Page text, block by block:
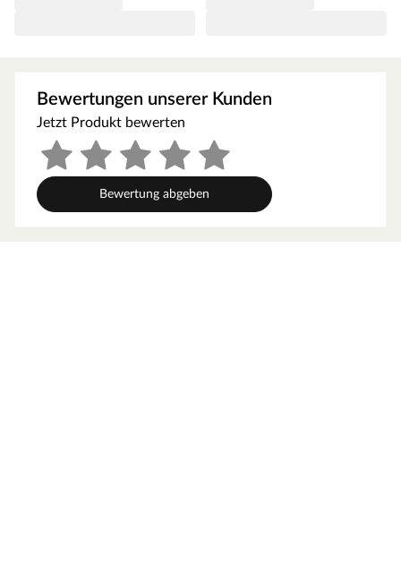
Bewertungen unserer Kunden
Jetzt Produkt bewerten
Bewertung abgeben